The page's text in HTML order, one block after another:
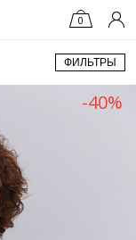
0
ФИЛЬТРЫ
-40%